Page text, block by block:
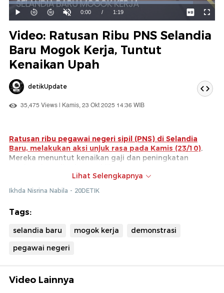
Mainkan
Suara
Hidup
Waktu
ini
0:00 / Durasi
1:19
Dimuat:
89.24%
Video: Ratusan Ribu PNS Selandia
Baru Mogok Kerja, Tuntut
Kenaikan Upah
detikUpdate
35,475 Views | Kamis, 23 Okt 2025 14:36 WIB
Ratusan ribu pegawai negeri sipil (PNS) di Selandia
Baru, melakukan aksi unjuk rasa pada Kamis (23/10).
Mereka menuntut kenaikan gaji dan peningkatan
dokter, petugas Damkar serta staf layanan publik.
kesejahteraan sektor publik dengan memotong
Lihat Selengkapnya
Ikhda Nisrina Nabila - 20DETIK
Tags:
selandia baru mogok kerja
demonstrasi
pegawai negeri
Video Lainnya